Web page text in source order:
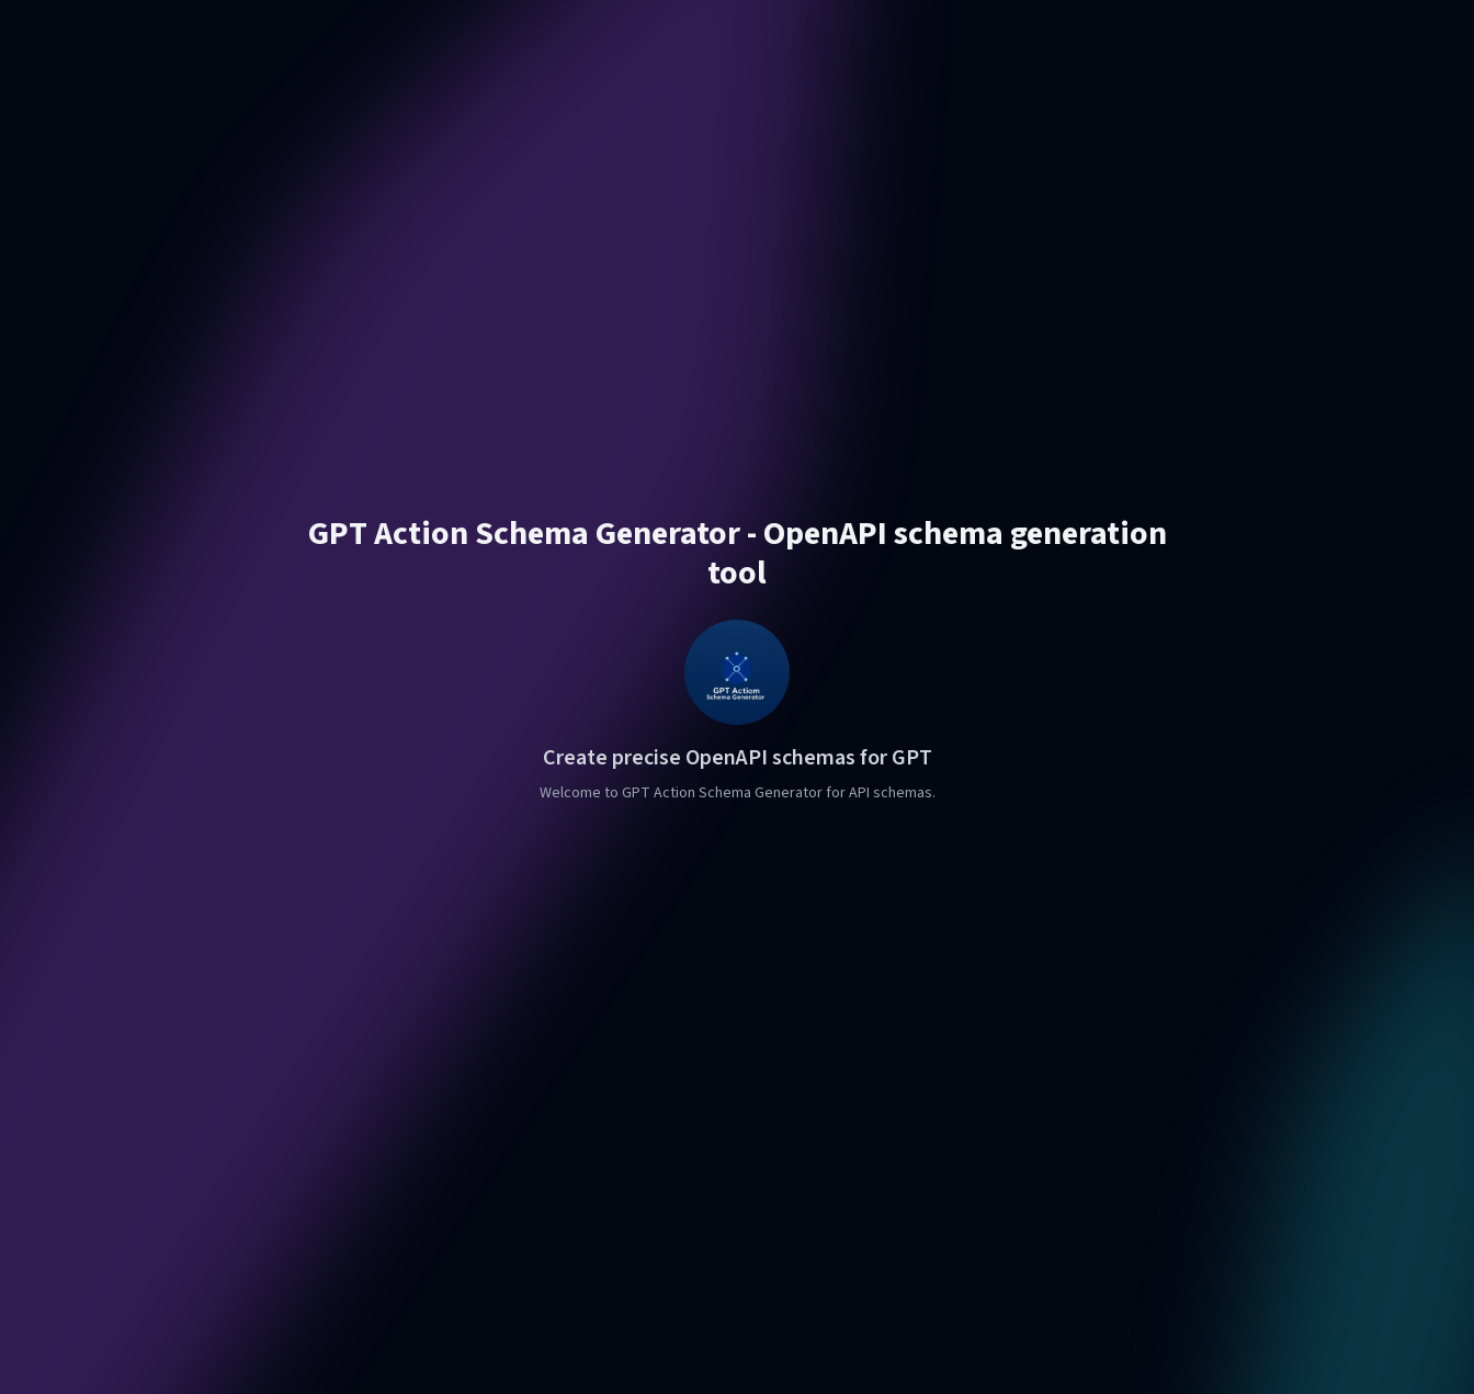
GPT Action Schema Generator - OpenAPI schema generation
tool
Create precise OpenAPI schemas for GPT
Welcome to GPT Action Schema Generator for API schemas.